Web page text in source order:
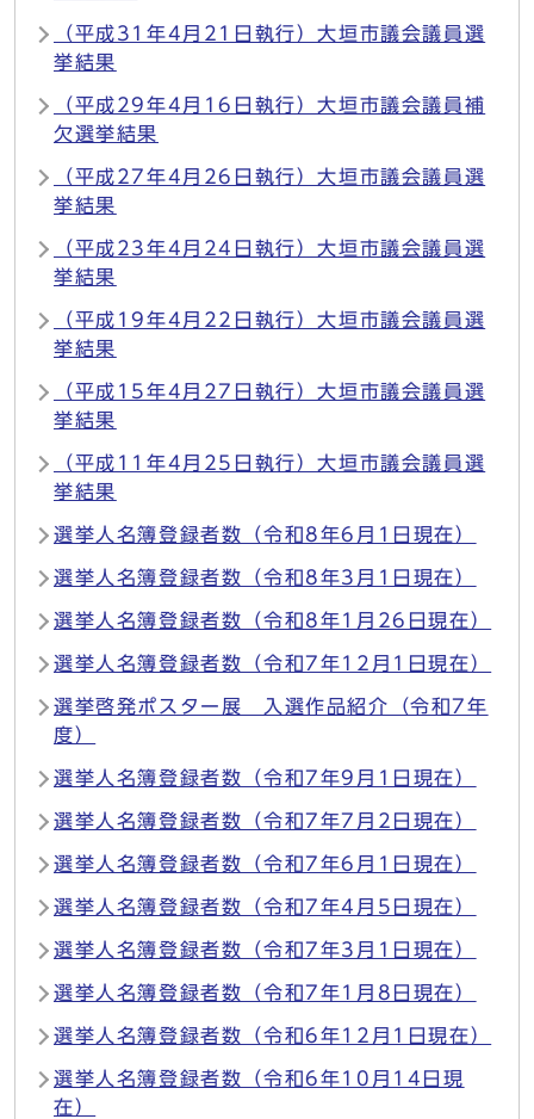
（平成31年4月21日執行）大垣市議会議員選
挙結果
（平成29年4月16日執行）大垣市議会議員補
欠選挙結果
（平成27年4月26日執行）大垣市議会議員選
挙結果
（平成23年4月24日執行）大垣市議会議員選
挙結果
（平成19年4月22日執行）大垣市議会議員選
挙結果
（平成15年4月27日執行）大垣市議会議員選
挙結果
（平成11年4月25日執行）大垣市議会議員選
挙結果
選挙人名簿登録者数（令和8年6月1日現在）
選挙人名簿登録者数（令和8年3月1日現在）
選挙人名簿登録者数（令和8年1月26日現在）
選挙人名簿登録者数（令和7年12月1日現在）
選挙啓発ポスター展 入選作品紹介（令和7年
度）
選挙人名簿登録者数（令和7年9月1日現在）
選挙人名簿登録者数（令和7年7月2日現在）
選挙人名簿登録者数（令和7年6月1日現在）
選挙人名簿登録者数（令和7年4月5日現在）
選挙人名簿登録者数（令和7年3月1日現在）
選挙人名簿登録者数（令和7年1月8日現在）
選挙人名簿登録者数（令和6年12月1日現在）
選挙人名簿登録者数（令和6年10月14日現
在）